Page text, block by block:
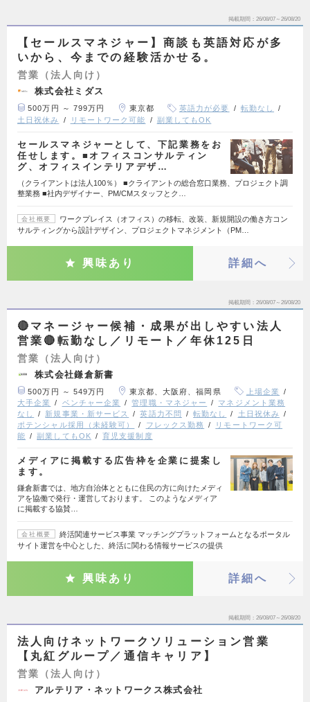
掲載期間 26/08/07～26/08/20
【セールスマネジャー】商談も英語対応が多
いから、今までの経験活かせる。
営業（法人向け）
株式会社ミダス
500万円 ～ 799万円 東京都 英語力が必要
転勤なし
土日祝休み
リモートワーク可能 副業してもOK
セールスマネジャーとして、下記業務をお
任せします。■オフィスコンサルティン
グ、オフィスインテリアデザ…
（クライアントは法人100％） ■クライアントの総合窓口業務、プロジェクト調
整業務 ■社内デザイナー、PM/CMスタッフとク…
会社概要
ワークプレイス（オフィス）の移転、改装、新規開設の働き方コン
サルティングから設計デザイン、プロジェクトマネジメント（PM…
興味あり 詳細へ
掲載期間 26/08/07～26/08/20
🔴マネージャー候補・成果が出しやすい法人
営業🔴転勤なし／リモート／年休125日
営業（法人向け）
株式会社鎌倉新書
500万円 ～ 549万円 東京都、大阪府、福岡県
上場企業
大手企業
ベンチャー企業 管理職・マネジャー
マネジメント業務
なし
新規事業・新サービス 英語力不問 転勤なし
土日祝休み
ポテンシャル採用（未経験可）
フレックス勤務
リモートワーク可
能
副業してもOK 育児支援制度
メディアに掲載する広告枠を企業に提案し
ます。
鎌倉新書では、地方自治体とともに住民の方に向けたメディ
アを協働で発行・運営しております。 このようなメディア
に掲載する協賛…
会社概要
終活関連サービス事業 マッチングプラットフォームとなるポータル
サイト運営を中心とした、終活に関わる情報サービスの提供
興味あり 詳細へ
掲載期間 26/08/07～26/08/20
法人向けネットワークソリューション営業
【丸紅グループ／通信キャリア】
営業（法人向け）
アルテリア・ネットワークス株式会社